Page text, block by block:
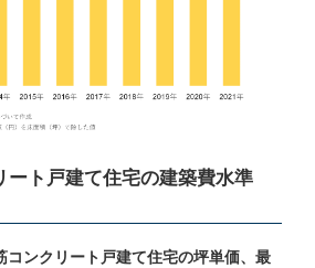
ート戸建て住宅の建築費水準
コンクリート戸建て住宅の坪単価、最